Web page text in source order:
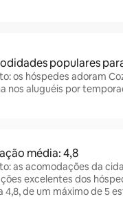
populares
os hóspedes adoram
nos aluguéis por
média: 4,8
as acomodações da
excelentes dos
4,8, de um máximo de 5